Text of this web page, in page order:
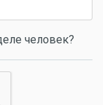
человек?